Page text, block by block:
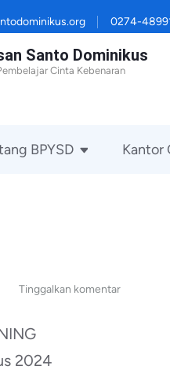
0274-
Santo Dominikus
Cinta Kebenaran
BPYSD Kantor
Tinggalkan komentar
2024